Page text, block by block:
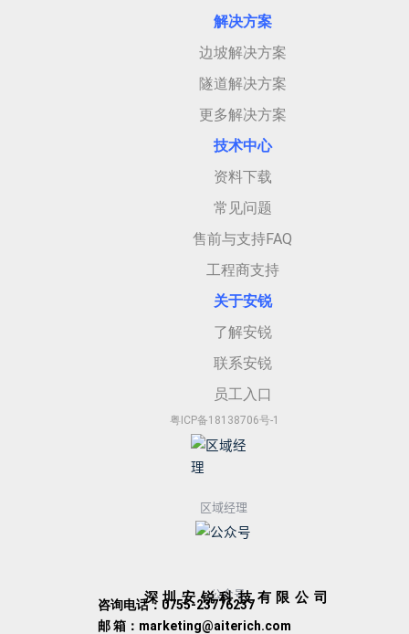
解决方案
边坡解决方案
隧道解决方案
更多解决方案
技术中心
资料下载
常见问题
售前与支持FAQ
工程商支持
关于安锐
了解安锐
联系安锐
员工入口
粤ICP备18138706号-1
区域经理
公众号
深圳安锐科技有限公司
咨询电话：0755-23776237
邮 箱：marketing@aiterich.com